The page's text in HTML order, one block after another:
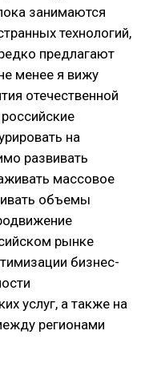
занимаются
технологий,
предлагают
менее я вижу
отечественной
на
развивать
массовое
объемы
рынке
бизнес-
услуг, а также на
регионами